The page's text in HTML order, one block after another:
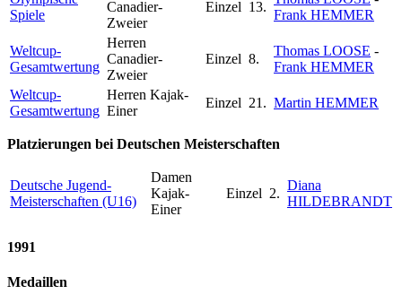
Spiele
Canadier-
Zweier
Einzel 13.
Frank HEMMER
Weltcup-
Gesamtwertung
Herren
Canadier-
Zweier
Einzel 8.
Thomas LOOSE -
Frank HEMMER
Weltcup-
Gesamtwertung
Herren Kajak-
Einer
Einzel 21. Martin HEMMER
Platzierungen bei Deutschen Meisterschaften
Deutsche Jugend-
Meisterschaften (U16)
Damen
Kajak-
Einer
Einzel 2.
Diana
HILDEBRANDT
1991
Medaillen